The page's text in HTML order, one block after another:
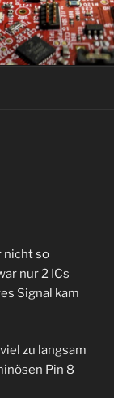
nicht so
nur 2 ICs
Signal kam
zu langsam
Pin 8